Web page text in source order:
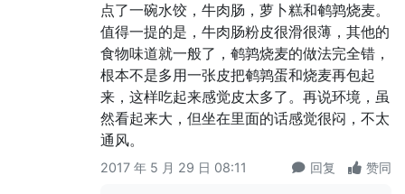
点了一碗水饺，牛肉肠，萝卜糕和鹌鹑烧麦。
值得一提的是，牛肉肠粉皮很滑很薄，其他的
食物味道就一般了，鹌鹑烧麦的做法完全错，
根本不是多用一张皮把鹌鹑蛋和烧麦再包起
来，这样吃起来感觉皮太多了。再说环境，虽
然看起来大，但坐在里面的话感觉很闷，不太
通风。
2017 年 5 月 29 日 08:11 回复 赞同